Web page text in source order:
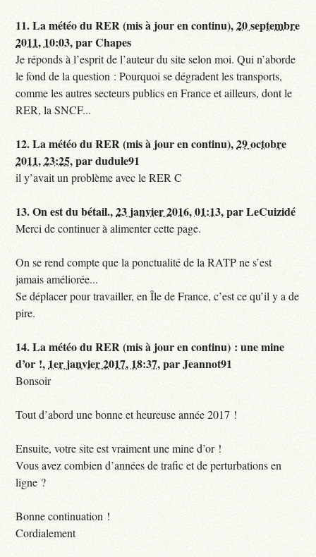
11.La météo du RER (mis à jour en continu),20 septembre
2011, 10:03,parChapes
Je réponds à l’esprit de l’auteur du site selon moi. Qui n’aborde
le fond de la question : Pourquoi se dégradent les transports,
comme les autres secteurs publics en France et ailleurs, dont le
RER, la SNCF...
12.La météo du RER (mis à jour en continu),29 octobre
2011, 23:25,pardudule91
il y’avait un problème avec le RER C
13.On est du bétail.,23 janvier 2016, 01:13,parLeCuizidé
Merci de continuer à alimenter cette page.
On se rend compte que la ponctualité de la RATP ne s’est
jamais améliorée...
Se déplacer pour travailler, en Île de France, c’est ce qu’il y a de
pire.
14.La météo du RER (mis à jour en continu) : une mine
d’or !, 1er janvier 2017, 18:37,parJeannot91
Bonsoir
Tout d’abord une bonne et heureuse année 2017 !
Ensuite, votre site est vraiment une mine d’or !
Vous avez combien d’années de trafic et de perturbations en
ligne ?
Bonne continuation !
Cordialement